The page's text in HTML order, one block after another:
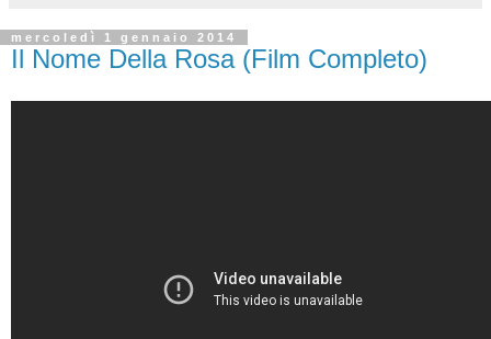
mercoledì 1 gennaio 2014
Il Nome Della Rosa (Film Completo)